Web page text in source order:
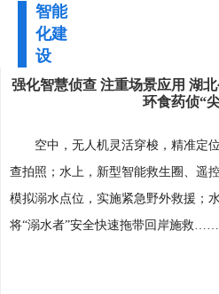
智能
化建
设
强化智慧侦查 注重场景应用 湖
环食药侦“
空中，无人机灵活穿梭，精准定
查拍照；水上，新型智能救生圈、遥
模拟溺水点位，实施紧急野外救援；
将“溺水者”安全快速拖带回岸施救……